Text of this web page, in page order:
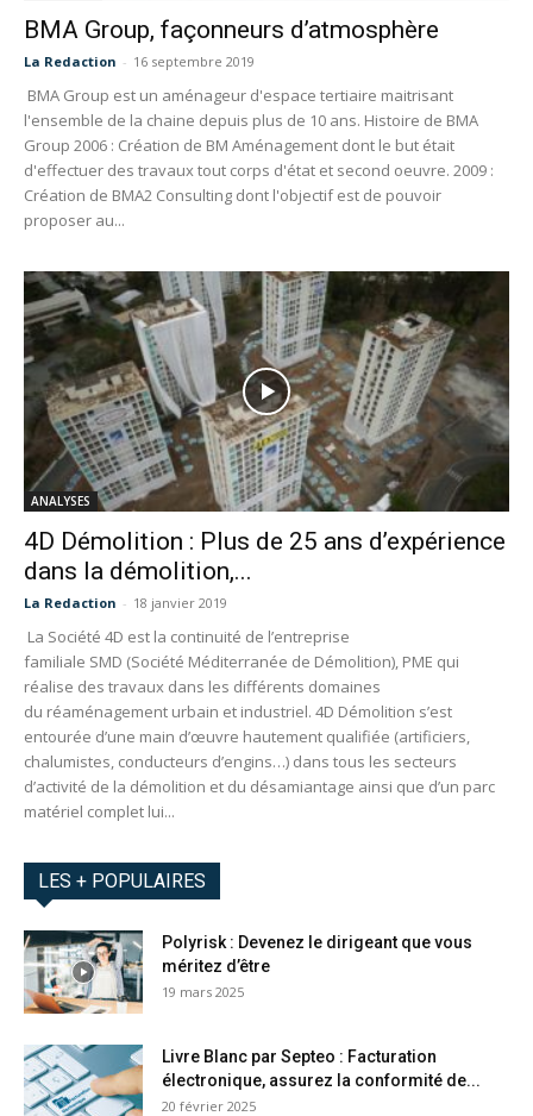
BMA Group, façonneurs d’atmosphère
La Redaction - 16 septembre 2019
BMA Group est un aménageur d'espace tertiaire maitrisant
l'ensemble de la chaine depuis plus de 10 ans. Histoire de BMA
Group 2006 : Création de BM Aménagement dont le but était
d'effectuer des travaux tout corps d'état et second oeuvre. 2009 :
Création de BMA2 Consulting dont l'objectif est de pouvoir
proposer au...
ANALYSES
4D Démolition : Plus de 25 ans d’expérience
dans la démolition,...
La Redaction - 18 janvier 2019
La Société 4D est la continuité de l’entreprise
familiale SMD (Société Méditerranée de Démolition), PME qui
réalise des travaux dans les différents domaines
du réaménagement urbain et industriel. 4D Démolition s’est
entourée d’une main d’œuvre hautement qualifiée (artificiers,
chalumistes, conducteurs d’engins…) dans tous les secteurs
d’activité de la démolition et du désamiantage ainsi que d’un parc
matériel complet lui...
LES + POPULAIRES
Polyrisk : Devenez le dirigeant que vous
méritez d’être
19 mars 2025
Livre Blanc par Septeo : Facturation
électronique, assurez la conformité de...
20 février 2025